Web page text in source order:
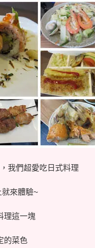
我們超愛吃日式料理
來體驗~
理這一塊
的菜色